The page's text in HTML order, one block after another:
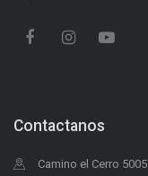
Contactanos
Camino el Cerro 5005